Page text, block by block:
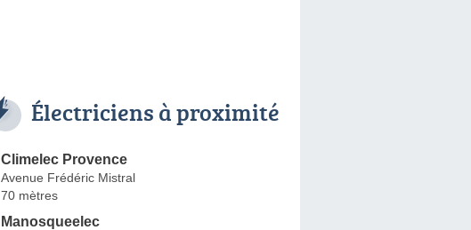
Électriciens à proximité
Climelec Provence
Avenue Frédéric Mistral
70 mètres
Manosqueelec